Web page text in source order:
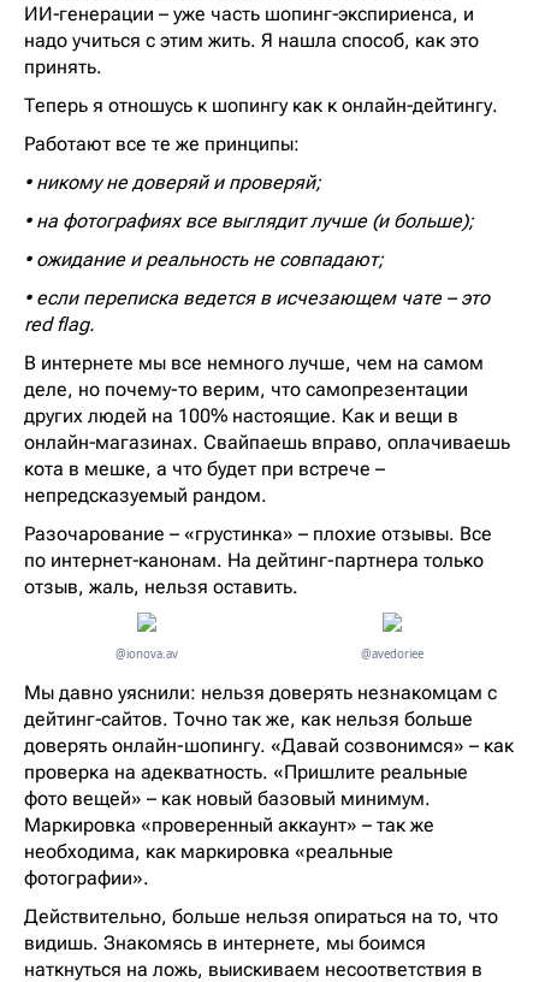
ИИ‑генерации – уже часть шопинг‑экспириенса, и
надо учиться с этим жить. Я нашла способ, как это
принять.
Теперь я отношусь к шопингу как к онлайн‑дейтингу.
Работают все те же принципы:
• никому не доверяй и проверяй;
• на фотографиях все выглядит лучше (и больше);
• ожидание и реальность не совпадают;
• если переписка ведется в исчезающем чате – это
red flag.
В интернете мы все немного лучше, чем на самом
деле, но почему-то верим, что самопрезентации
других людей на 100% настоящие. Как и вещи в
онлайн‑магазинах. Свайпаешь вправо, оплачиваешь
кота в мешке, а что будет при встрече –
непредсказуемый рандом.
Разочарование – «грустинка» – плохие отзывы. Все
по интернет‑канонам. На дейтинг-партнера только
отзыв, жаль, нельзя оставить.
@ionova.av @avedoriee
Мы давно уяснили: нельзя доверять незнакомцам с
дейтинг‑сайтов. Точно так же, как нельзя больше
доверять онлайн-шопингу. «Давай созвонимся» – как
проверка на адекватность. «Пришлите реальные
фото вещей» – как новый базовый минимум.
Маркировка «проверенный аккаунт» – так же
необходима, как маркировка «реальные
фотографии».
Действительно, больше нельзя опираться на то, что
видишь. Знакомясь в интернете, мы боимся
наткнуться на ложь, выискиваем несоответствия в